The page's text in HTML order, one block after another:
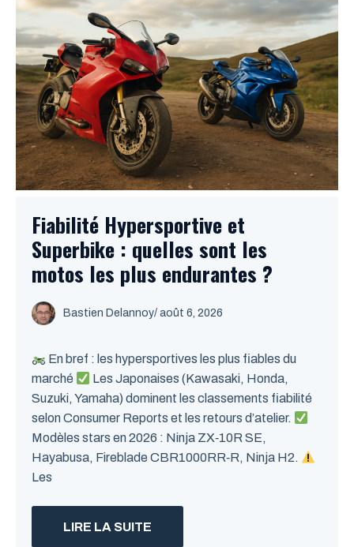
Fiabilité Hypersportive et
Superbike : quelles sont les
motos les plus endurantes ?
Bastien Delannoy/ août 6, 2026
En bref : les hypersportives les plus fiables du
marché
Les Japonaises (Kawasaki, Honda,
Suzuki, Yamaha) dominent les classements fiabilité
selon Consumer Reports et les retours d’atelier.
Modèles stars en 2026 : Ninja ZX‑10R SE,
Hayabusa, Fireblade CBR1000RR‑R, Ninja H2.
Les
LIRE LA SUITE